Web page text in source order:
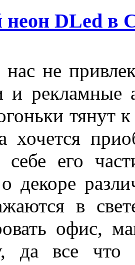
DLed в
нас не
и рекламные
тянут
хочется
себе его
декоре
в
офис,
да все